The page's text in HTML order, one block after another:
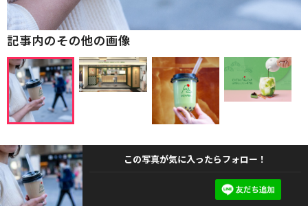
記事内のその他の画像
この写真が気に入ったらフォロー！